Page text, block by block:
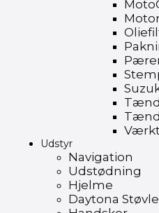
Udstyr
Navigation
Udstødning
Hjelme
Daytona